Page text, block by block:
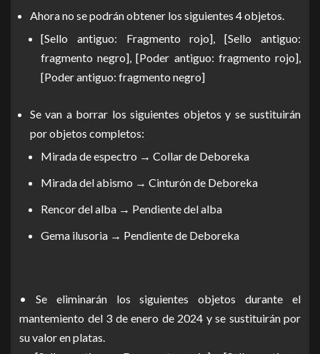
Ahora no se podrán obtener los siguientes 4 objetos.
[Sello antiguo: Fragmento rojo], [Sello antiguo:
fragmento negro], [Poder antiguo: fragmento rojo],
[Poder antiguo: fragmento negro]
Se van a borrar los siguientes objetos y se sustituirán
por objetos completos:
Mirada de espectro → Collar de Deboreka
Mirada del abismo → Cinturón de Deboreka
Rencor del alba → Pendiente del alba
Gema ilusoria → Pendiente de Deboreka
• Se eliminarán los siguientes objetos durante el
mantemiento del 3 de enero de 2024 y se sustituirán por
su valor en platas.